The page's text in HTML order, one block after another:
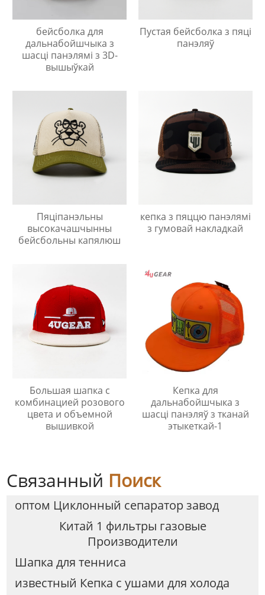
бейсболка для
дальнабойшчыка з
шасці панэлямі з 3D-
вышыўкай
Пустая бейсболка з пяці
панэляў
Пяціпанэльны
высокачашчынны
бейсбольны капялюш
кепка з пяццю панэлямі
з гумовай накладкай
Большая шапка с
комбинацией розового
цвета и объемной
вышивкой
Кепка для
дальнабойшчыка з
шасці панэляў з тканай
этыкеткай-1
Связанный Поиск
оптом Циклонный сепаратор завод
Китай 1 фильтры газовые
Производители
Шапка для тенниса
известный Кепка с ушами для холода